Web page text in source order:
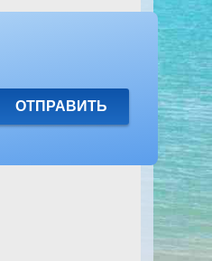
на Golf